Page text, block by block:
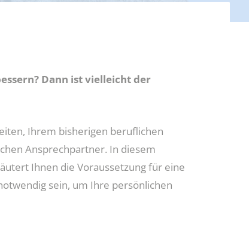
Dann ist vielleicht der
Ihrem bisherigen beruflichen
Ansprechpartner. In diesem
Ihnen die Voraussetzung für eine
sein, um Ihre persönlichen